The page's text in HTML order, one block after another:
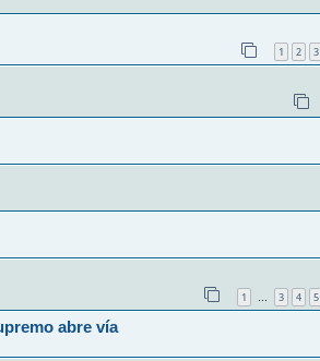
1 2 3
1 3 4 5
abre vía